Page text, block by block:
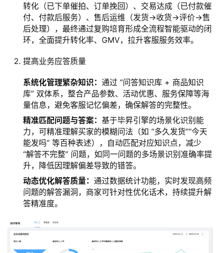
转化（已下单催拍、订单挽回）、交易达成（已付款催
付、付款后服务）、售后运维（发货→收货→评价→售
后处理），最终通过复购培育形成全流程智能驱动的闭
环，全面提升转化率、GMV，拉升客服服务效率。
提高业务应答质量
系统化管理繁杂知识： 通过 “问答知识库 + 商品知识
库” 双体系，整合产品参数、活动优惠、服务保障等海
量信息，避免客服记忆偏差，确保解答的完整性。
精准匹配问题与答案： 基于毕昇引擎的场景化识别能
力，可精准理解买家的模糊问法（如 “多久发货”“今天
能发吗” 等百种表述），自动匹配对应知识点，减少
“解答不完整” 问题，如同一问题的多场景识别准确率提
升，降低因理解偏差导致的错答。
动态优化解答质量： 通过数据统计功能，实时发现高频
问题的解答漏洞，商家可针对性优化话术，持续提升解
答精准度。